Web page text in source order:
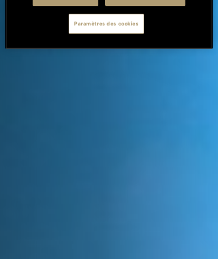
Paramètres des cookies